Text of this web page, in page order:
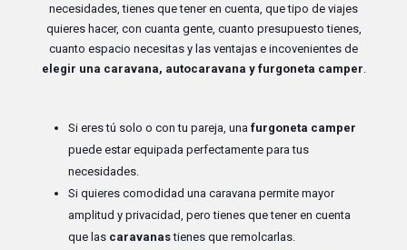
necesidades, tienes que tener en cuenta, que tipo de viajes
quieres hacer, con cuanta gente, cuanto presupuesto tienes,
cuanto espacio necesitas y las ventajas e incovenientes de
elegir una caravana, autocaravana y furgoneta camper
Si eres tú solo o con tu pareja, una furgoneta camper
puede estar equipada perfectamente para tus
necesidades.
Si quieres comodidad una caravana permite mayor
amplitud y privacidad, pero tienes que tener en cuenta
que las caravanastienes que remolcarlas.